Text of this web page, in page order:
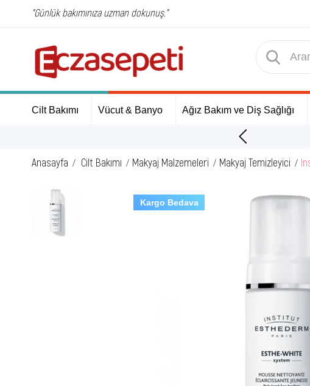
"Günlük bakımınıza uzman dokunuş."
Cilt Bakımı Vücut & Banyo Ağız Bakım ve Diş Sağlığı
Anasayfa
Cilt Bakımı Makyaj Malzemeleri Makyaj Temizleyici
Kargo Bedava